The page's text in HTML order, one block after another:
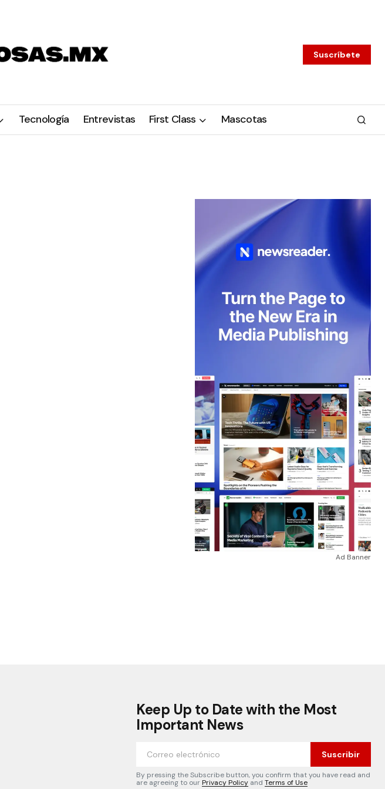
Suscríbete
Tecnología Entrevistas First Class Mascotas
Ad Banner
Keep Up to Date with the Most
Important News
Suscribir
By pressing the Subscribe button, you confirm that you have read and
are agreeing to ourPrivacy Policy and Terms of Use